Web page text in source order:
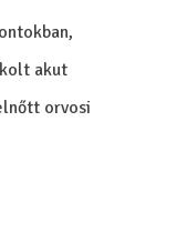
akut
orvosi